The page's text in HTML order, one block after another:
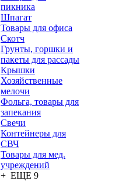
пикника
Шпагат
Товары для офиса
Скотч
Грунты, горшки и
пакеты для рассады
Крышки
Хозяйственные
мелочи
Фольга, товары для
запекания
Свечи
Контейнеры для
СВЧ
Товары для мед.
учреждений
+ ЕЩЕ 9